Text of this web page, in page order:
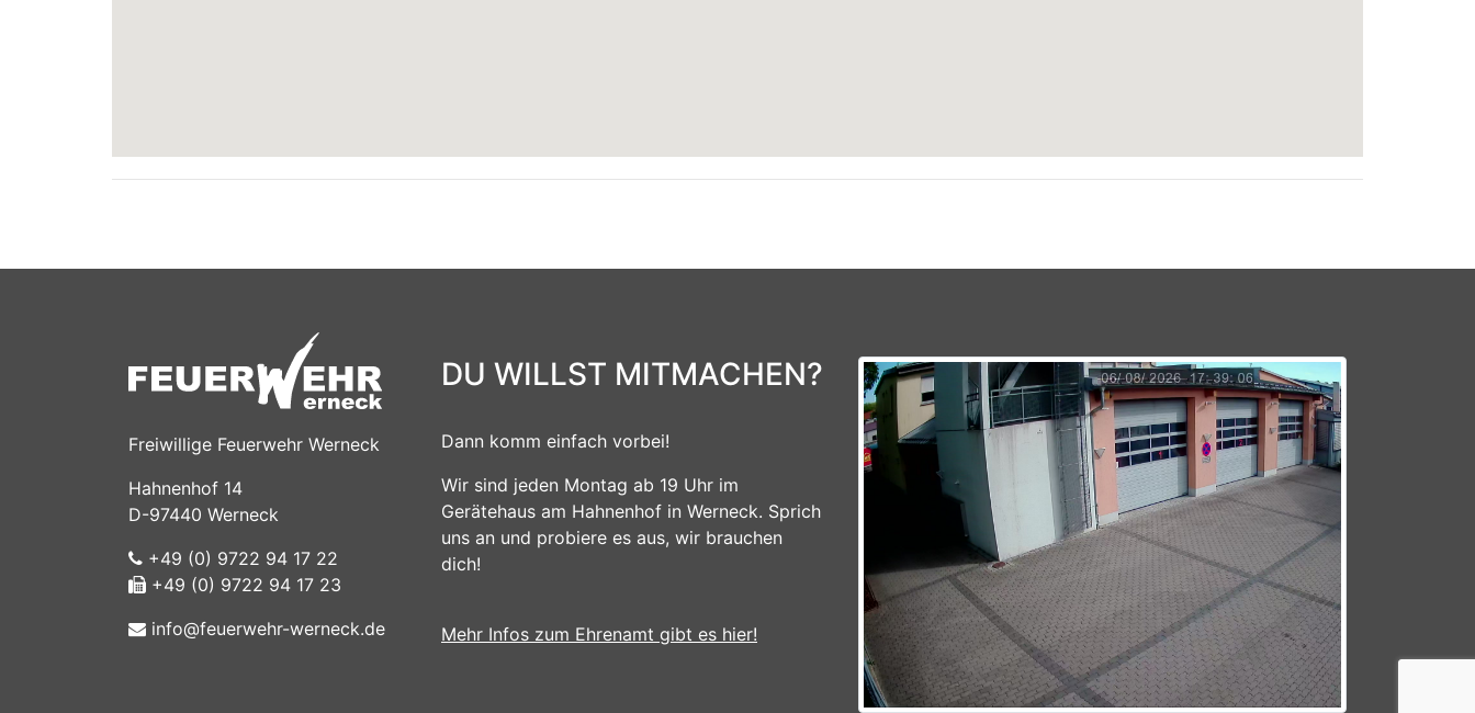
Freiwillige Feuerwehr Werneck
Hahnenhof 14
D-97440 Werneck
+49 (0) 9722 94 17 22
+49 (0) 9722 94 17 23
info@feuerwehr-werneck.de
DU WILLST MITMACHEN?
Dann komm einfach vorbei!
Wir sind jeden Montag ab 19 Uhr im
Gerätehaus am Hahnenhof in Werneck. Sprich
uns an und probiere es aus, wir brauchen
dich!
Mehr Infos zum Ehrenamt gibt es hier!